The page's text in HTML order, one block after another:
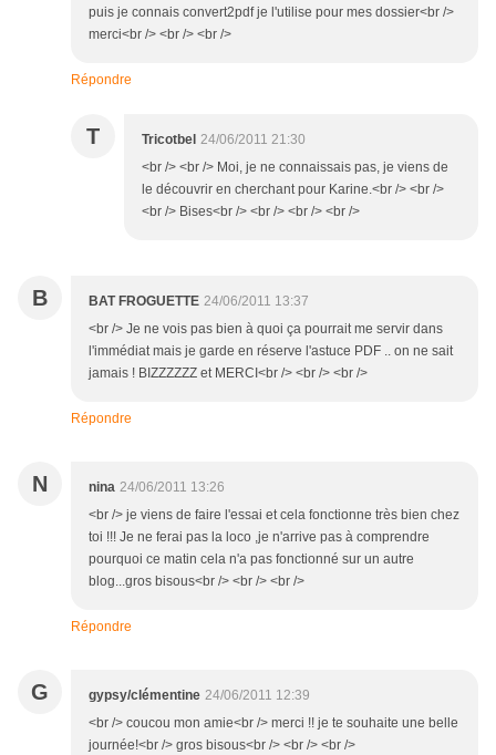
puis je connais convert2pdf je l'utilise pour mes dossier<br />
merci<br /> <br /> <br />
Répondre
T Tricotbel 24/06/2011 21:30
<br /> <br /> Moi, je ne connaissais pas, je viens de
le découvrir en cherchant pour Karine.<br /> <br />
<br /> Bises<br /> <br /> <br /> <br />
B BAT FROGUETTE 24/06/2011 13:37
<br /> Je ne vois pas bien à quoi ça pourrait me servir dans
l'immédiat mais je garde en réserve l'astuce PDF .. on ne sait
jamais ! BIZZZZZZ et MERCI<br /> <br /> <br />
Répondre
N nina 24/06/2011 13:26
<br /> je viens de faire l'essai et cela fonctionne très bien chez
toi !!! Je ne ferai pas la loco ,je n'arrive pas à comprendre
pourquoi ce matin cela n'a pas fonctionné sur un autre
blog...gros bisous<br /> <br /> <br />
Répondre
G gypsy/clémentine 24/06/2011 12:39
<br /> coucou mon amie<br /> merci !! je te souhaite une belle
journée!<br /> gros bisous<br /> <br /> <br />